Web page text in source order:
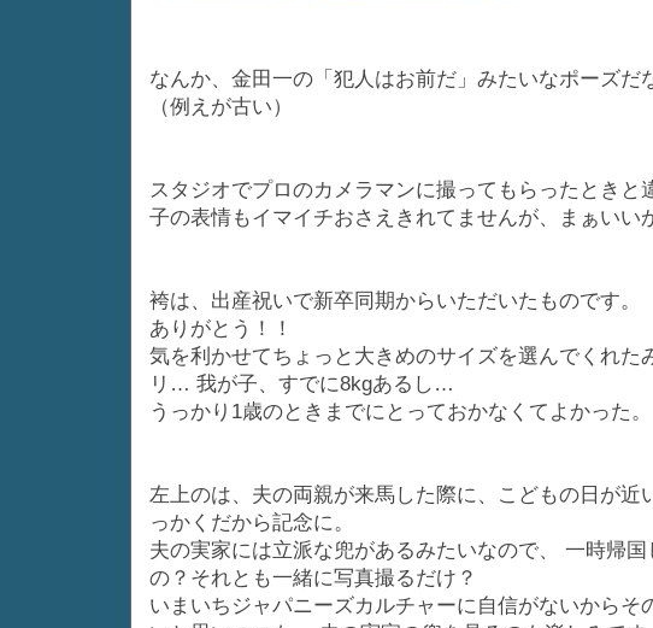
なんか、金田一の「犯人はお前だ」みたいなポーズだ
（例えが古い）
スタジオでプロのカメラマンに撮ってもらったとき
子の表情もイマイチおさえきれてませんが、まぁいい
袴は、出産祝いで新卒同期からいただいたものです。
ありがとう！！
気を利かせてちょっと大きめのサイズを選んでくれた
リ… 我が子、すでに8kgあるし…
うっかり1歳のときまでにとっておかなくてよかった。
左上のは、夫の両親が来馬した際に、こどもの日が
っかくだから記念に。
夫の実家には立派な兜があるみたいなので、 一時帰
の？それとも一緒に写真撮るだけ？
いまいちジャパニーズカルチャーに自信がないから